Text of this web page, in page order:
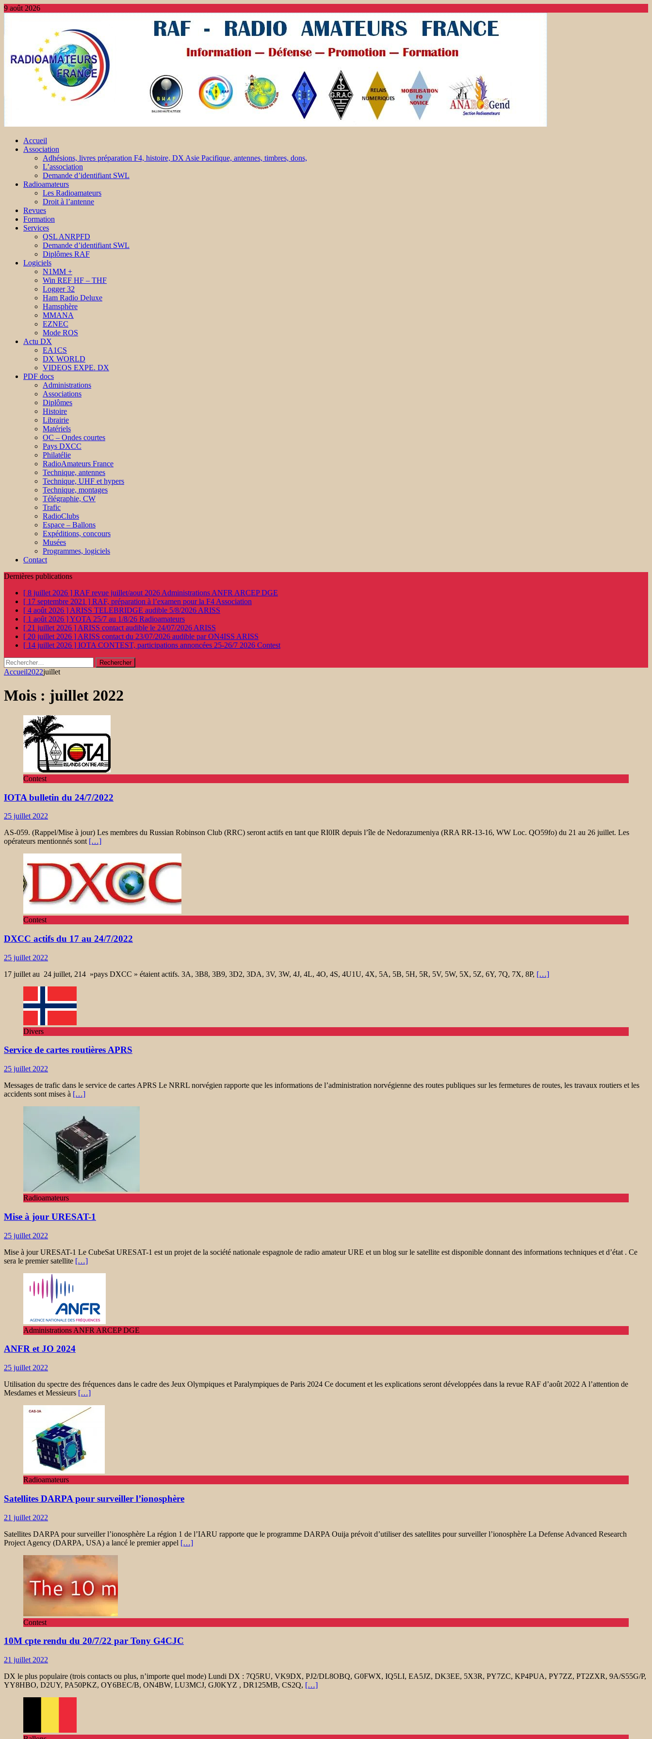
9 août 2026
Accueil
Association
Adhésions, livres préparation F4, histoire, DX Asie Pacifique, antennes, timbres, dons,
L’association
Demande d’identifiant SWL
Radioamateurs
Les Radioamateurs
Droit à l’antenne
Revues
Formation
Services
QSL ANRPFD
Demande d’identifiant SWL
Diplômes RAF
Logiciels
N1MM +
Win REF HF – THF
Logger 32
Ham Radio Deluxe
Hamsphère
MMANA
EZNEC
Mode ROS
Actu DX
EA1CS
DX WORLD
VIDEOS EXPE. DX
PDF docs
Administrations
Associations
Diplômes
Histoire
Librairie
Matériels
OC – Ondes courtes
Pays DXCC
Philatélie
RadioAmateurs France
Technique, antennes
Technique, UHF et hypers
Technique, montages
Télégraphie, CW
Trafic
RadioClubs
Espace – Ballons
Expéditions, concours
Musées
Programmes, logiciels
Contact
Dernières publications
[ 8 juillet 2026 ] RAF revue juillet/aout 2026 Administrations ANFR ARCEP DGE
[ 17 septembre 2021 ] RAF, préparation à l’examen pour la F4 Association
[ 4 août 2026 ] ARISS TELEBRIDGE audible 5/8/2026 ARISS
[ 1 août 2026 ]YOTA 25/7 au 1/8/26 Radioamateurs
[ 21 juillet 2026 ] ARISS contact audible le 24/07/2026 ARISS
[ 20 juillet 2026 ] ARISS contact du 23/07/2026 audible par ON4ISS ARISS
[ 14 juillet 2026 ] IOTA CONTEST, participations annoncées 25-26/7 2026 Contest
Rechercher :
Accueil2022juillet
Mois : juillet 2022
Contest
IOTA bulletin du 24/7/2022
25 juillet 2022
AS-059. (Rappel/Mise à jour) Les membres du Russian Robinson Club (RRC) seront actifs en tant que RI0IR depuis l’île de Nedorazumeniya (RRA RR-13-16, WW Loc. QO59fo) du 21 au 26 juillet. Les
opérateurs mentionnés sont […]
Contest
DXCC actifs du 17 au 24/7/2022
25 juillet 2022
17 juillet au 24 juillet, 214 »pays DXCC » étaient actifs. 3A, 3B8, 3B9, 3D2, 3DA, 3V, 3W, 4J, 4L, 4O, 4S, 4U1U, 4X, 5A, 5B, 5H, 5R, 5V, 5W, 5X, 5Z, 6Y, 7Q, 7X, 8P, […]
Divers
Service de cartes routières APRS
25 juillet 2022
Messages de trafic dans le service de cartes APRS Le NRRL norvégien rapporte que les informations de l’administration norvégienne des routes publiques sur les fermetures de routes, les travaux routiers et les
accidents sont mises à […]
Radioamateurs
Mise à jour URESAT-1
25 juillet 2022
Mise à jour URESAT-1 Le CubeSat URESAT-1 est un projet de la société nationale espagnole de radio amateur URE et un blog sur le satellite est disponible donnant des informations techniques et d’état . Ce
sera le premier satellite […]
Administrations ANFR ARCEP DGE
ANFR et JO 2024
25 juillet 2022
Utilisation du spectre des fréquences dans le cadre des Jeux Olympiques et Paralympiques de Paris 2024 Ce document et les explications seront développées dans la revue RAF d’août 2022 A l’attention de
Mesdames et Messieurs […]
Radioamateurs
Satellites DARPA pour surveiller l’ionosphère
21 juillet 2022
Satellites DARPA pour surveiller l’ionosphère La région 1 de l’IARU rapporte que le programme DARPA Ouija prévoit d’utiliser des satellites pour surveiller l’ionosphère La Defense Advanced Research
Project Agency (DARPA, USA) a lancé le premier appel […]
Contest
10M cpte rendu du 20/7/22 par Tony G4CJC
21 juillet 2022
DX le plus populaire (trois contacts ou plus, n’importe quel mode) Lundi DX : 7Q5RU, VK9DX, PJ2/DL8OBQ, G0FWX, IQ5LI, EA5JZ, DK3EE, 5X3R, PY7ZC, KP4PUA, PY7ZZ, PT2ZXR, 9A/S55G/P,
YY8HBO, D2UY, PA50PKZ, OY6BEC/B, ON4BW, LU3MCJ, GJ0KYZ , DR125MB, CS2Q, […]